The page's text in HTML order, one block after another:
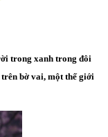
trong xanh trong đôi
bờ vai, một thế giới